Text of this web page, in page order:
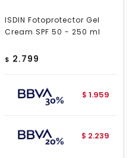
ISDIN Fotoprotector Gel
Cream SPF 50 - 250 ml
$ 2.799
$ 1.959
$ 2.239